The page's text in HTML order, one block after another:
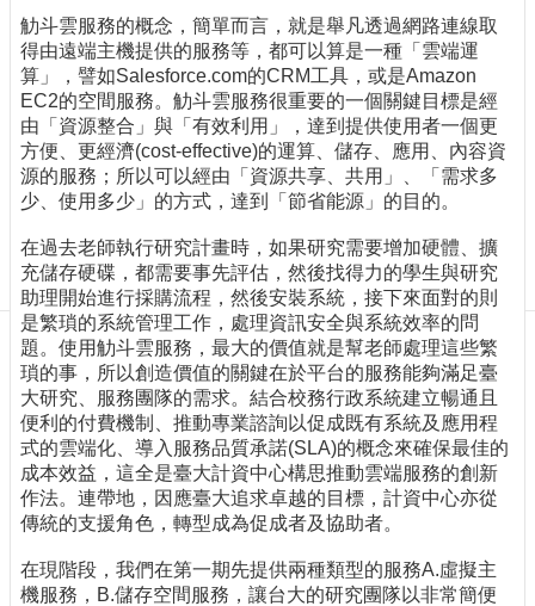
訂
閱/
取
消
網
站
導
覽
最
新
消
息
關
於
我
們
出
版
物
觔斗雲服務的概念，簡單而言，就是舉凡透過網路連線取
得由遠端主機提供的服務等，都可以算是一種「雲端運
算」，譬如Salesforce.com的CRM工具，或是Amazon
EC2的空間服務。觔斗雲服務很重要的一個關鍵目標是經
由「資源整合」與「有效利用」，達到提供使用者一個更
方便、更經濟(cost-effective)的運算、儲存、應用、內容資
源的服務；所以可以經由「資源共享、共用」、「需求多
少、使用多少」的方式，達到「節省能源」的目的。
在過去老師執行研究計畫時，如果研究需要增加硬體、擴
充儲存硬碟，都需要事先評估，然後找得力的學生與研究
助理開始進行採購流程，然後安裝系統，接下來面對的則
是繁瑣的系統管理工作，處理資訊安全與系統效率的問
題。使用觔斗雲服務，最大的價值就是幫老師處理這些繁
瑣的事，所以創造價值的關鍵在於平台的服務能夠滿足臺
大研究、服務團隊的需求。結合校務行政系統建立暢通且
便利的付費機制、推動專業諮詢以促成既有系統及應用程
式的雲端化、導入服務品質承諾(SLA)的概念來確保最佳的
成本效益，這全是臺大計資中心構思推動雲端服務的創新
作法。連帶地，因應臺大追求卓越的目標，計資中心亦從
傳統的支援角色，轉型成為促成者及協助者。
在現階段，我們在第一期先提供兩種類型的服務A.虛擬主
機服務，B.儲存空間服務，讓台大的研究團隊以非常簡便